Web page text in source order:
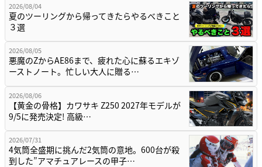
2026/08/04
夏のツーリングから帰ってきたらやるべきこと
３選
2026/08/05
悪魔のZからAE86まで、疲れた心に蘇るエキゾ
ーストノート。忙しい大人に贈る…
2026/08/06
【黄金の骨格】カワサキ Z250 2027年モデルが
9/5に発売決定! 高級…
2026/07/31
4気筒全盛期に挑んだ2気筒の意地。600台が殺
到した”アマチュアレースの甲子…